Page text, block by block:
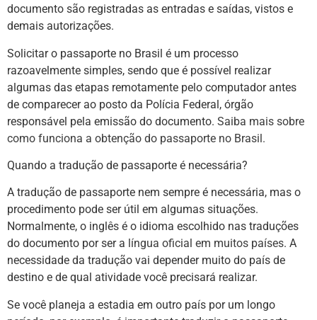
documento são registradas as entradas e saídas, vistos e
demais autorizações.
Solicitar o passaporte no Brasil é um processo
razoavelmente simples, sendo que é possível realizar
algumas das etapas remotamente pelo computador antes
de comparecer ao posto da Polícia Federal, órgão
responsável pela emissão do documento. Saiba mais sobre
como funciona a obtenção do passaporte no Brasil.
Quando a tradução de passaporte é necessária?
A tradução de passaporte nem sempre é necessária, mas o
procedimento pode ser útil em algumas situações.
Normalmente, o inglês é o idioma escolhido nas traduções
do documento por ser a língua oficial em muitos países. A
necessidade da tradução vai depender muito do país de
destino e de qual atividade você precisará realizar.
Se você planeja a estadia em outro país por um longo